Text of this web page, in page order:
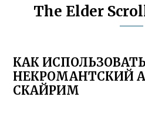
The Elder
КАК ИСПОЛЬЗОВАТЬ
НЕКРОМАНТСКИЙ
СКАЙРИМ